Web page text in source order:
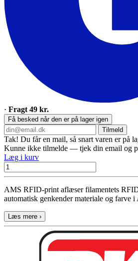
· Fragt 49 kr.
Få besked når den er på lager igen
Tilmeld
Tak! Du får en mail, så snart varen er på
Kunne ikke tilmelde — tjek din email og
Læg i kurv
AMS RFID-print aflæser filamentets
automatisk genkender materiale og farve i
Læs mere ›